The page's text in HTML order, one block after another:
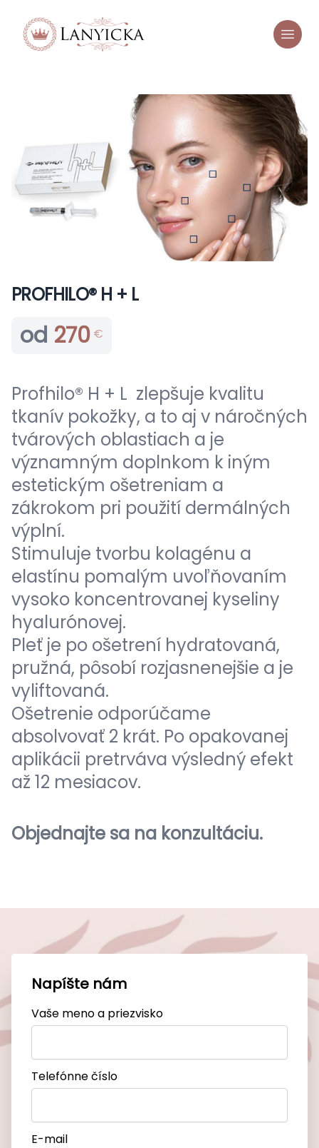
PROFHILO® H + L
od 270 €
Profhilo® H + L zlepšuje kvalitu
tkanív pokožky, a to aj v náročných
tvárových oblastiach a je
významným doplnkom k iným
estetickým ošetreniam a
zákrokom pri použití dermálných
výplní.
Stimuluje tvorbu kolagénu a
elastínu pomalým uvoľňovaním
vysoko koncentrovanej kyseliny
hyalurónovej.
Pleť je po ošetrení hydratovaná,
pružná, pôsobí rozjasnenejšie a je
vyliftovaná.
Ošetrenie odporúčame
absolvovať 2 krát. Po opakovanej
aplikácii pretrváva výsledný efekt
až 12 mesiacov.
Objednajte sa na konzultáciu.
Napíšte nám
Vaše meno a priezvisko
Telefónne číslo
E-mail